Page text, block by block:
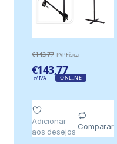
€143,77 PVP Física
€143,77
c/ IVA ONLINE
Adicionar
aos desejos
Comparar